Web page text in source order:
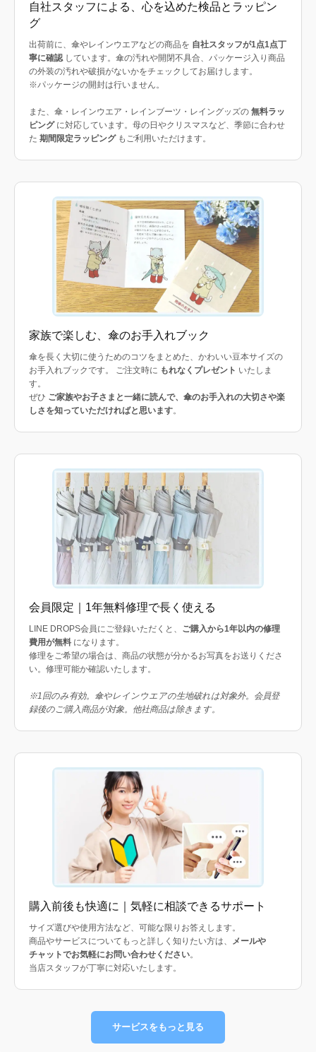
自社スタッフによる、心を込めた検品とラッピン
グ
出荷前に、傘やレインウエアなどの商品を 自社スタッフが1点1点丁
寧に確認しています。傘の汚れや開閉不具合、パッケージ入り商品
の外装の汚れや破損がないかをチェックしてお届けします。
※パッケージの開封は行いません。
また、傘・レインウエア・レインブーツ・レイングッズの 無料ラッ
ピングに対応しています。母の日やクリスマスなど、季節に合わせ
た 期間限定ラッピングもご利用いただけます。
家族で楽しむ、傘のお手入れブック
傘を長く大切に使うためのコツをまとめた、かわいい豆本サイズの
お手入れブックです。 ご注文時に もれなくプレゼント いたしま
す。
ぜひ ご家族やお子さまと一緒に読んで、傘のお手入れの大切さや楽
しさを知っていただければと思います。
会員限定｜1年無料修理で長く使える
LINE DROPS会員にご登録いただくと、 ご購入から1年以内の修理
費用が無料 になります。
修理をご希望の場合は、商品の状態が分かるお写真をお送りくださ
い。修理可能か確認いたします。
※1回のみ有効。傘やレインウエアの生地破れは対象外。会員登
録後のご購入商品が対象。他社商品は除きます。
購入前後も快適に｜気軽に相談できるサポート
サイズ選びや使用方法など、可能な限りお答えします。
商品やサービスについてもっと詳しく知りたい方は、
メールや
チャットでお気軽にお問い合わせください。
当店スタッフが丁寧に対応いたします。
サービスをもっと見る